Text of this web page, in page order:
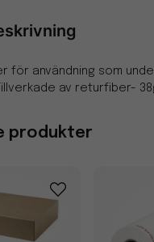
produkter
för användning som
av returfiber-